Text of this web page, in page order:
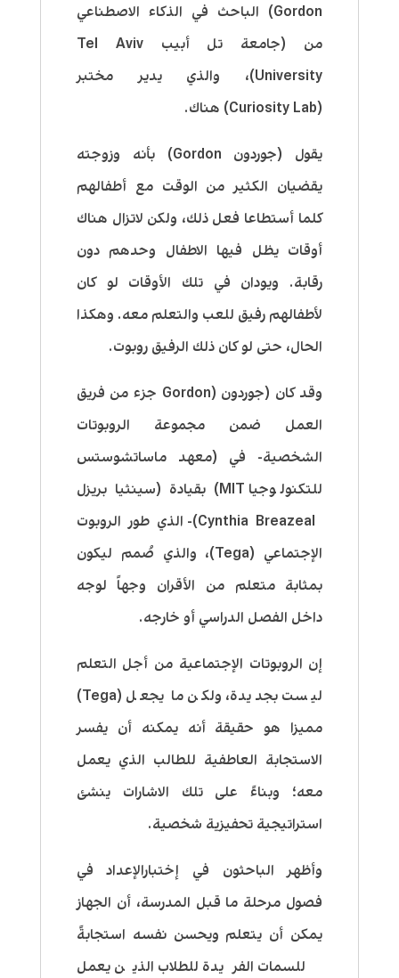
Gordon) الباحث في الذكاء الاصطناعي
من (جامعة تل أبيب Tel Aviv
University)، والذي يدير مختبر
(Curiosity Lab) هناك.
يقول (جوردون Gordon) بأنه وزوجته
يقضيان الكثير من الوقت مع أطفالهم
كلما أستطاعا فعل ذلك، ولكن لاتزال هناك
أوقات يظل فيها الاطفال وحدهم دون
رقابة. ويودان في تلك الأوقات لو كان
لأطفالهم رفيق للعب والتعلم معه. وهكذا
الحال، حتى لو كان ذلك الرفيق روبوت.
وقد كان (جوردون (Gordon جزء من فريق
العمل ضمن مجموعة الروبوتات
الشخصية- في (معهد ماساتشوستس
للتكنولوجيا MIT) بقيادة (سينثيا بريزل
Cynthia Breazeal)- الذي طور الروبوت
الإجتماعي (Tega)، والذي صُمم ليكون
بمثابة متعلم من الأقران وجهاً لوجه
داخل الفصل الدراسي أو خارجه.
إن الروبوتات الإجتماعية من أجل التعلم
ليست بجديدة، ولكن ما يجعل (Tega)
مميزا هو حقيقة أنه يمكنه أن يفسر
الاستجابة العاطفية للطالب الذي يعمل
معه؛ وبناءً على تلك الاشارات ينشئ
استراتيجية تحفيزية شخصية.
وأظهر الباحثون في إختبارالإعداد في
فصول مرحلة ما قبل المدرسة، أن الجهاز
يمكن أن يتعلم ويحسن نفسه استجابةً
للسمات الفريدة للطلاب الذين يعمل